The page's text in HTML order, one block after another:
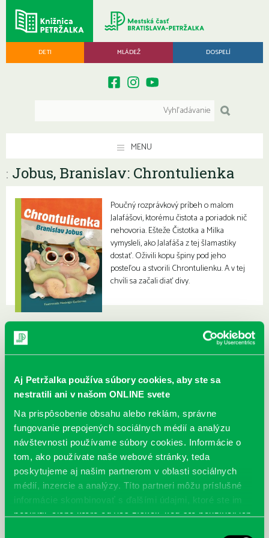
Aj Petržalka používa súbory cookies, aby ste sa
nestratili ani v našom ONLINE svete
Na prispôsobenie obsahu alebo reklám, správne
fungovanie prepojených sociálnych médií a analýzu
návštevnosti používame súbory cookies. Informácie o
tom, ako používate naše webové stránky, teda
poskytujeme aj našim partnerom v oblasti sociálnych
médií, inzercie a analýzy. Títo partneri môžu príslušné
informácie skombinovať s ďalšími údajmi, ktoré ste im
poskytli, alebo ktoré od vás získali, keď ste používali ich
DETI MLÁDEŽ DOSPELÍ
MENU
: Jobus, Branislav: Chrontulienka
Poučný rozprávkový príbeh o malom
Jalafášovi, ktorému čistota a poriadok nič
nehovoria. Ešteže Čistotka a Milka
vymysleli, ako Jalafáša z tej šlamastiky
dostať. Oživili kopu špiny pod jeho
posteľou a stvorili Chrontulienku. A v tej
chvíli sa začali diať divy.